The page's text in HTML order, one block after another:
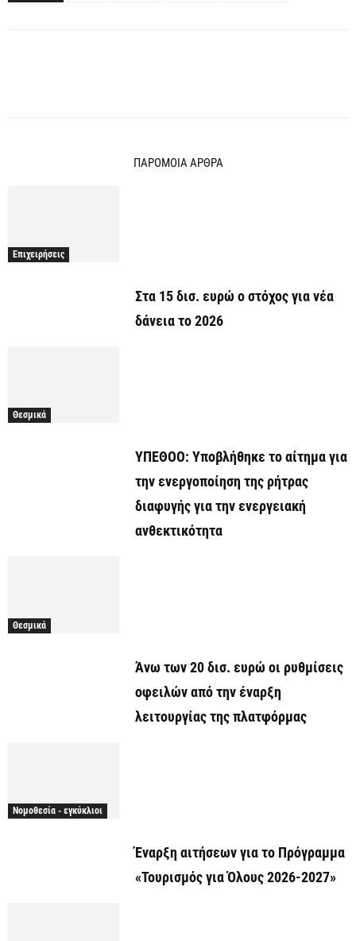
ΠΑΡΟΜΟΙΑ ΑΡΘΡΑ
Επιχειρήσεις
Στα 15 δισ. ευρώ ο στόχος για νέα
δάνεια το 2026
Θεσμικά
ΥΠΕΘΟΟ: Υποβλήθηκε το αίτημα για
την ενεργοποίηση της ρήτρας
διαφυγής για την ενεργειακή
ανθεκτικότητα
Θεσμικά
Άνω των 20 δισ. ευρώ οι ρυθμίσεις
οφειλών από την έναρξη
λειτουργίας της πλατφόρμας
Νομοθεσία - εγκύκλιοι
Έναρξη αιτήσεων για το Πρόγραμμα
«Τουρισμός για Όλους 2026-2027»